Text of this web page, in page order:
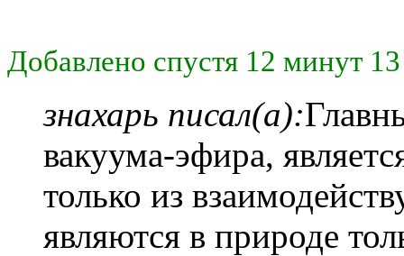
Добавлено спустя 12 минут
знахарь писал(а):
вакуума-эфира,
только из
являются в природе